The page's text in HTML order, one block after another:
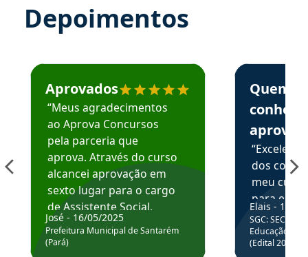
Depoimentos
Estudante José recomenda o Aprova Concursos em
Aprovados
“Meus agradecimentos
ao Aprova Concursos
pela parceria que
aprova. Através do curso
alcancei aprovação em
sexto lugar para o cargo
de Assistente Social.
Hoje estou atuando na
Prefeitura de Santarém.
José - 16/05/2025
Prefeitura Municipal de Santarém
(Pará)
Estudante
Quem
aprova
dos
meu
para
colocar
através
de
Elais - 15/
SGC: SEC BA
Educação
(Edital